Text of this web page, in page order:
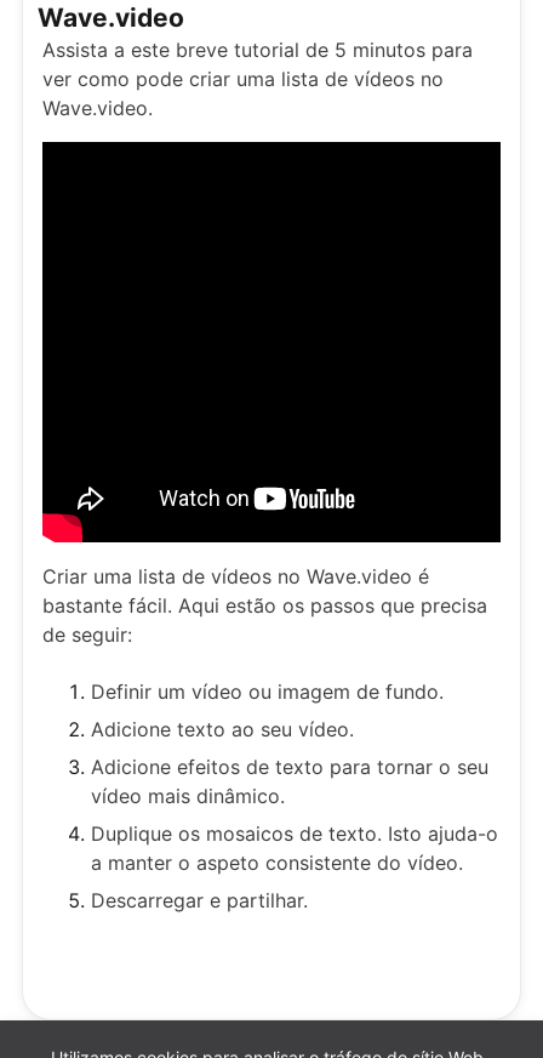
Wave.video
Assista a este breve tutorial de 5 minutos para
ver como pode criar uma lista de vídeos no
Wave.video.
Criar uma lista de vídeos no Wave.video é
bastante fácil. Aqui estão os passos que precisa
de seguir:
Definir um vídeo ou imagem de fundo.
Adicione texto ao seu vídeo.
Adicione efeitos de texto para tornar o seu
vídeo mais dinâmico.
Duplique os mosaicos de texto. Isto ajuda-o
a manter o aspeto consistente do vídeo.
Descarregar e partilhar.